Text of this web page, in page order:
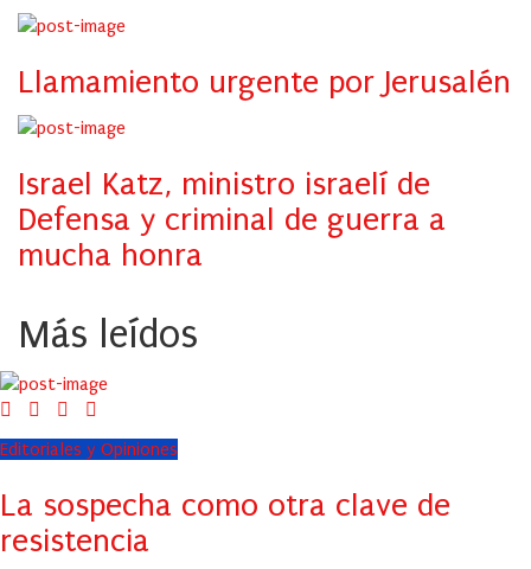
Llamamiento urgente por Jerusalén
Israel Katz, ministro israelí de
Defensa y criminal de guerra a
mucha honra
Más leídos
Editoriales y Opiniones
La sospecha como otra clave de
resistencia